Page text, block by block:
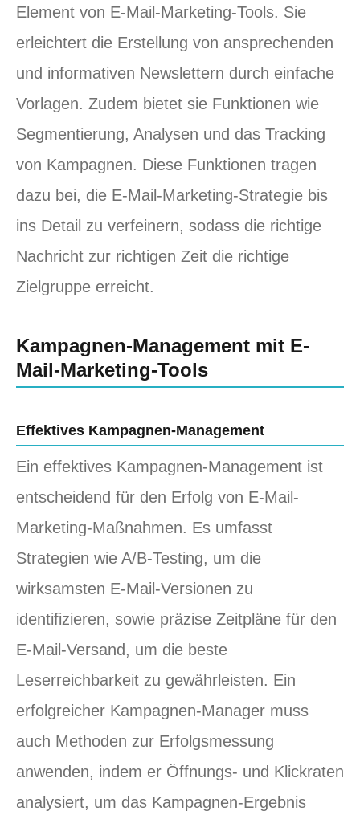
Element von E-Mail-Marketing-Tools. Sie
erleichtert die Erstellung von ansprechenden
und informativen Newslettern durch einfache
Vorlagen. Zudem bietet sie Funktionen wie
Segmentierung, Analysen und das Tracking
von Kampagnen. Diese Funktionen tragen
dazu bei, die E-Mail-Marketing-Strategie bis
ins Detail zu verfeinern, sodass die richtige
Nachricht zur richtigen Zeit die richtige
Zielgruppe erreicht.
Kampagnen-Management mit E-
Mail-Marketing-Tools
Effektives Kampagnen-Management
Ein effektives Kampagnen-Management ist
entscheidend für den Erfolg von E-Mail-
Marketing-Maßnahmen. Es umfasst
Strategien wie A/B-Testing, um die
wirksamsten E-Mail-Versionen zu
identifizieren, sowie präzise Zeitpläne für den
E-Mail-Versand, um die beste
Leserreichbarkeit zu gewährleisten. Ein
erfolgreicher Kampagnen-Manager muss
auch Methoden zur Erfolgsmessung
anwenden, indem er Öffnungs- und Klickraten
analysiert, um das Kampagnen-Ergebnis